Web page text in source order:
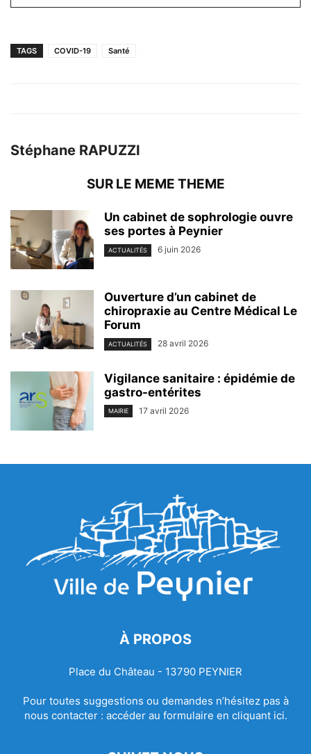
TAGS COVID-19 Santé
Stéphane RAPUZZI
SUR LE MEME THEME
Un cabinet de sophrologie ouvre
ses portes à Peynier
ACTUALITÉS 6 juin 2026
Ouverture d’un cabinet de
chiropraxie au Centre Médical Le
Forum
ACTUALITÉS 28 avril 2026
Vigilance sanitaire : épidémie de
gastro-entérites
MAIRIE 17 avril 2026
À PROPOS
Place du Château - 13790 PEYNIER
Pour toutes suggestions ou demandes n’hésitez pas à
nous contacter : accéder au formulaire en cliquant ici.